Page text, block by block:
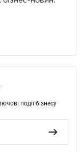
події бізнесу